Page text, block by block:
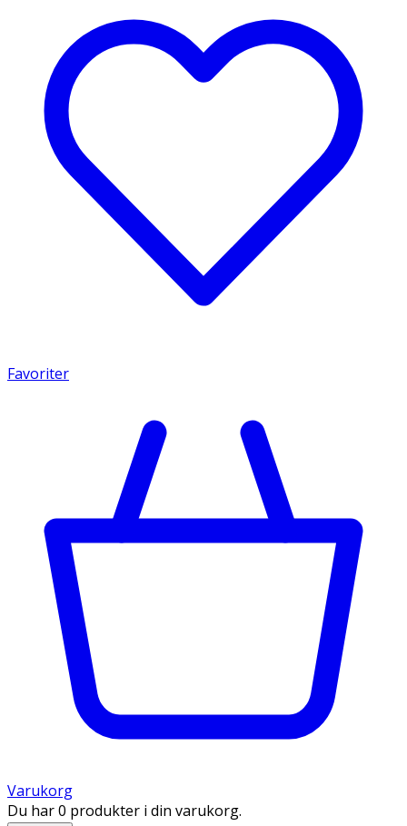
Favoriter
Varukorg
Du har 0 produkter i din varukorg.